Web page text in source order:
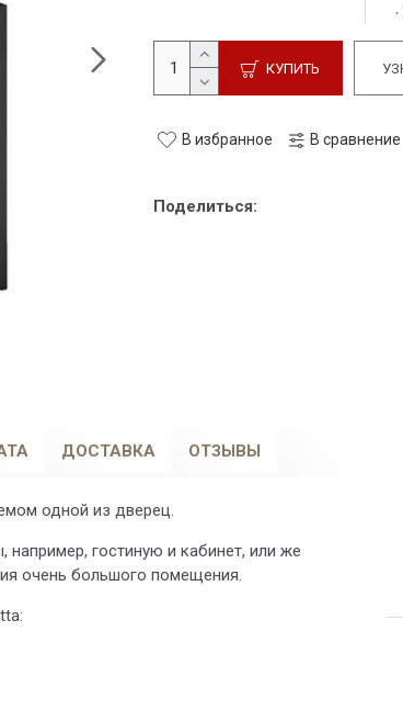
КУПИТЬ
В избранное В сравнение
Поделиться:
ДОСТАВКА ОТЗЫВЫ
одной из дверец.
гостиную и кабинет, или же
очень большого помещения.